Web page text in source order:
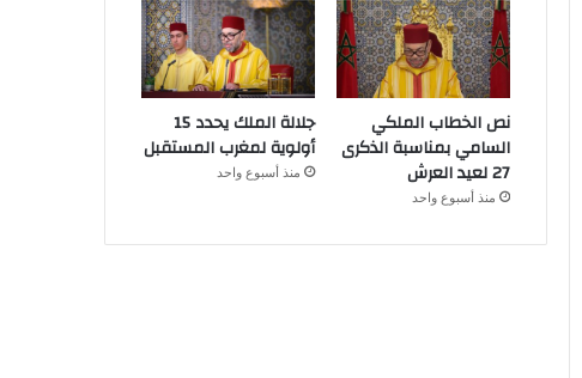
نص الخطاب الملكي
السامي بمناسبة الذكرى
27 لعيد العرش
منذ أسبوع واحد
جلالة الملك يحدد 15
أولوية لمغرب المستقبل
منذ أسبوع واحد